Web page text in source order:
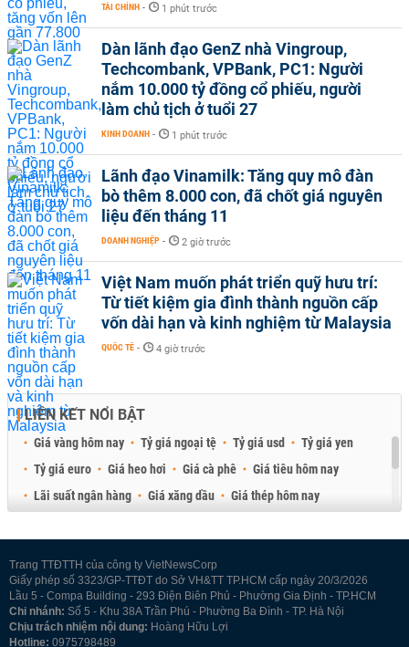
TÀI CHÍNH - 1 phút trước
Dàn lãnh đạo GenZ nhà Vingroup,
Techcombank, VPBank, PC1: Người
nắm 10.000 tỷ đồng cổ phiếu, người
làm chủ tịch ở tuổi 27
KINH DOANH - 1 phút trước
Lãnh đạo Vinamilk: Tăng quy mô đàn
bò thêm 8.000 con, đã chốt giá nguyên
liệu đến tháng 11
DOANH NGHIỆP - 2 giờ trước
Việt Nam muốn phát triển quỹ hưu trí:
Từ tiết kiệm gia đình thành nguồn cấp
vốn dài hạn và kinh nghiệm từ Malaysia
QUỐC TẾ - 4 giờ trước
LIÊN KẾT NỔI BẬT
Giá vàng hôm nay Tỷ giá ngoại tệ Tỷ giá usd
Tỷ giá yen
Tỷ giá euro
Giá heo hơi Giá cà phê
Giá tiêu hôm nay
Lãi suất ngân hàng
Giá xăng dầu
Giá thép hôm nay
Trang TTĐTTH của công ty VietNewsCorp
Giấy phép số 3323/GP-TTĐT do Sở VH&TT TP.HCM cấp ngày 20/3/2026
Lầu 5 - Compa Building - 293 Điện Biên Phủ - Phường Gia Định - TP.HCM
Chi nhánh: Số 5 - Khu 38A Trần Phú - Phường Ba Đình - TP. Hà Nội
Chịu trách nhiệm nội dung: Hoàng Hữu Lợi
Hotline: 0975798489